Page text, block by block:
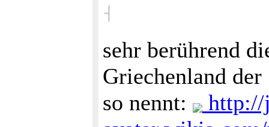
˧
sehr berührend
Griechenland
so nennt:
http://